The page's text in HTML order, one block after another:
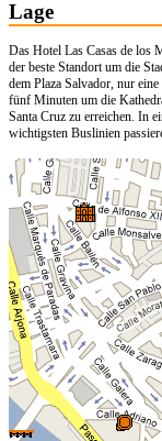
Lage
Das Hotel Las Casas de los
der beste Standort um die
dem Plaza Salvador, nur
fünf Minuten um die
Santa Cruz zu erreichen. In
wichtigsten Buslinien